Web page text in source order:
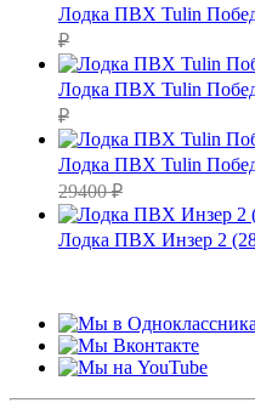
Лодка ПВХ Tulin
₽
Лодка ПВХ Tulin
₽
Лодка ПВХ Tulin
29400 ₽
Лодка ПВХ Инзер 2